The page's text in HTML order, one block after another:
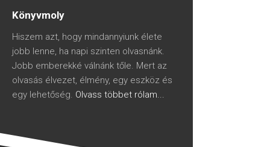
Könyvmoly
Hiszem azt, hogy mindannyiunk élete
jobb lenne, ha napi szinten olvasnánk.
Jobb emberekké válnánk tőle. Mert az
olvasás élvezet, élmény, egy eszköz és
egy lehetőség. Olvass többet rólam...